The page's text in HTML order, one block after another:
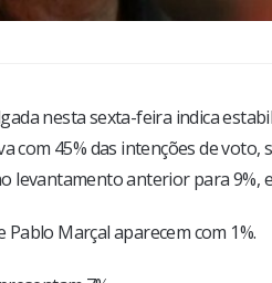
nesta sexta-feira indica
com 45% das intenções de
levantamento anterior para 9%,
Pablo Marçal aparecem com 1%.